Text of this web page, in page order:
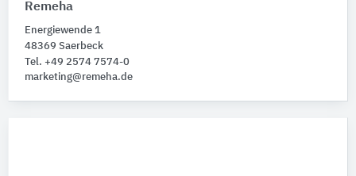
Remeha
Energiewende 1
48369 Saerbeck
Tel. +49 2574 7574-0
marketing@remeha.de